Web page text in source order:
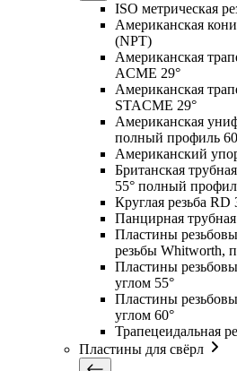
ISO метрическая
Американская
(NPT)
Американская
ACME 29°
Американская
STACME 29°
Американская
полный профиль
Американский
Британская
55° полный
Круглая резьба RD
Панцирная трубная
Пластины
резьбы Whitworth,
Пластины
углом 55°
Пластины
углом 60°
Трапецеидальная
Пластины для свёрл